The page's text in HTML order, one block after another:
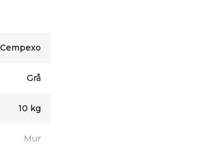
Cempexo
Grå
10 kg
Mur